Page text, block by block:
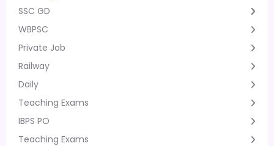
SSC GD
WBPSC
Private Job
Railway
Daily
Teaching Exams
IBPS PO
Teaching Exams